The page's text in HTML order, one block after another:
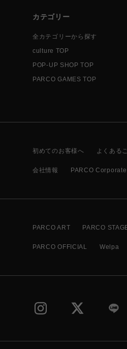
カテゴリー
全カテゴリーから探す
culture TOP
POP-UP SHOP TOP
PARCO GAMES TOP
初めてのお客様へ よくある
会社情報 PARCO
PARCO ART PARCO
PARCO OFFICIAL Welpa